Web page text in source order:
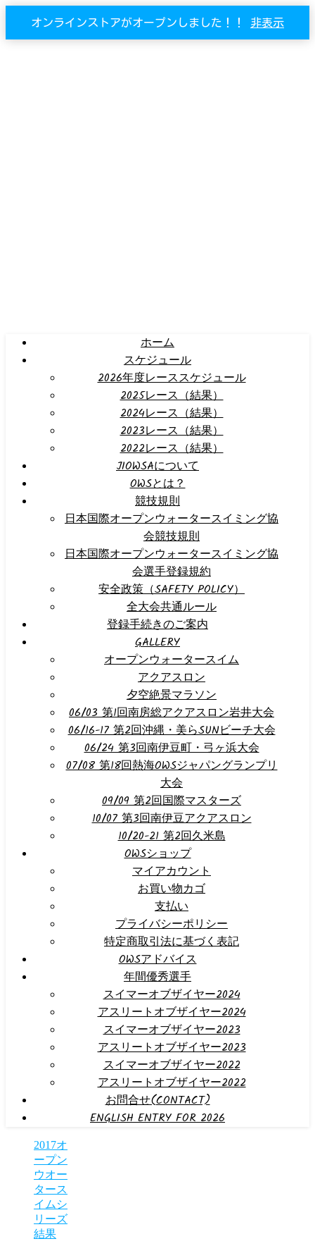
オンラインストアがオープンしました！！ 非表示
ホーム
スケジュール
2026年度レーススケジュール
2025レース（結果）
2024レース（結果）
2023レース（結果）
2022レース（結果）
JIOWSAについて
OWSとは？
競技規則
日本国際オープンウォータースイミング協
会競技規則
日本国際オープンウォータースイミング協
会選手登録規約
安全政策（SAFETY POLICY）
全大会共通ルール
登録手続きのご案内
GALLERY
オープンウォータースイム
アクアスロン
夕空絶景マラソン
06/03 第1回南房総アクアスロン岩井大会
06/16-17 第2回沖縄・美らSUNビーチ大会
06/24 第3回南伊豆町・弓ヶ浜大会
07/08 第18回熱海OWSジャパングランプリ
大会
09/09 第2回国際マスターズ
10/07 第3回南伊豆アクアスロン
10/20-21 第2回久米島
OWSショップ
マイアカウント
お買い物カゴ
支払い
プライバシーポリシー
特定商取引法に基づく表記
OWSアドバイス
年間優秀選手
スイマーオブザイヤー2024
アスリートオブザイヤー2024
スイマーオブザイヤー2023
アスリートオブザイヤー2023
スイマーオブザイヤー2022
アスリートオブザイヤー2022
お問合せ(CONTACT)
ENGLISH ENTRY FOR 2026
2017オ
ープン
ウオー
タース
イムシ
リーズ
結果